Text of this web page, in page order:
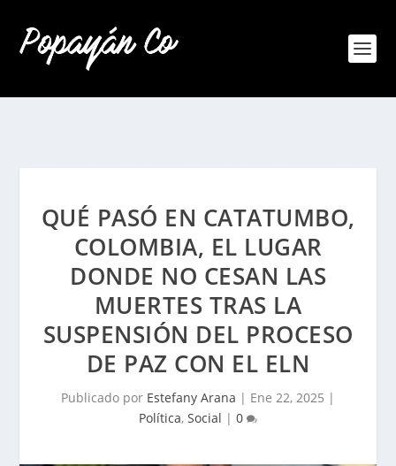
QUÉ PASÓ EN CATATUMBO,
COLOMBIA, EL LUGAR
DONDE NO CESAN LAS
MUERTES TRAS LA
SUSPENSIÓN DEL PROCESO
DE PAZ CON EL ELN
Publicado por Estefany Arana | Ene 22, 2025 |
Política, Social | 0